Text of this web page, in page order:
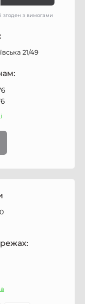
і згоден з вимогами
21/49